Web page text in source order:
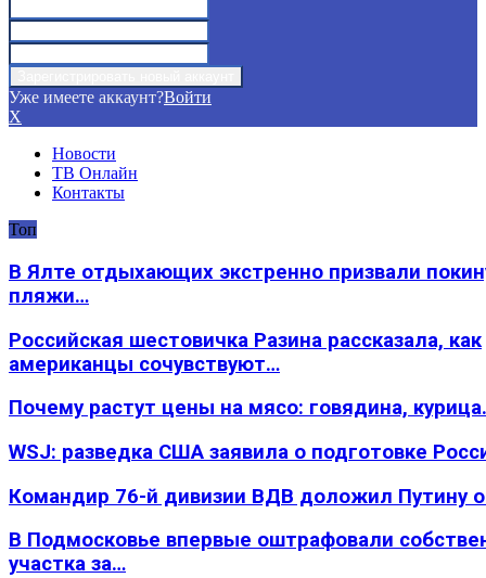
Уже имеете аккаунт?Войти
X
Новости
ТВ Онлайн
Контакты
Топ
В Ялте отдыхающих экстренно призвали
пляжи…
Российская шестовичка Разина рассказала, как
американцы сочувствуют…
Почему растут цены на мясо: говядина,
WSJ: разведка США заявила о подготовке
Командир 76-й дивизии ВДВ доложил Путину
В Подмосковье впервые оштрафовали
участка за…